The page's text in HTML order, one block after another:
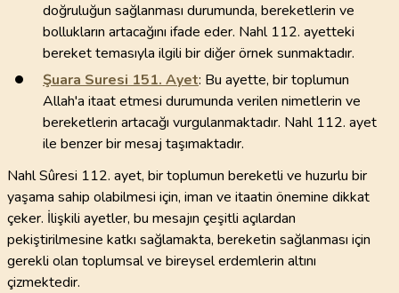
doğruluğun sağlanması durumunda, bereketlerin ve
bollukların artacağını ifade eder. Nahl 112. ayetteki
bereket temasıyla ilgili bir diğer örnek sunmaktadır.
Şuara Suresi 151. Ayet: Bu ayette, bir toplumun
Allah'a itaat etmesi durumunda verilen nimetlerin ve
bereketlerin artacağı vurgulanmaktadır. Nahl 112. ayet
ile benzer bir mesaj taşımaktadır.
Nahl Sûresi 112. ayet, bir toplumun bereketli ve huzurlu bir
yaşama sahip olabilmesi için, iman ve itaatin önemine dikkat
çeker. İlişkili ayetler, bu mesajın çeşitli açılardan
pekiştirilmesine katkı sağlamakta, bereketin sağlanması için
gerekli olan toplumsal ve bireysel erdemlerin altını
çizmektedir.